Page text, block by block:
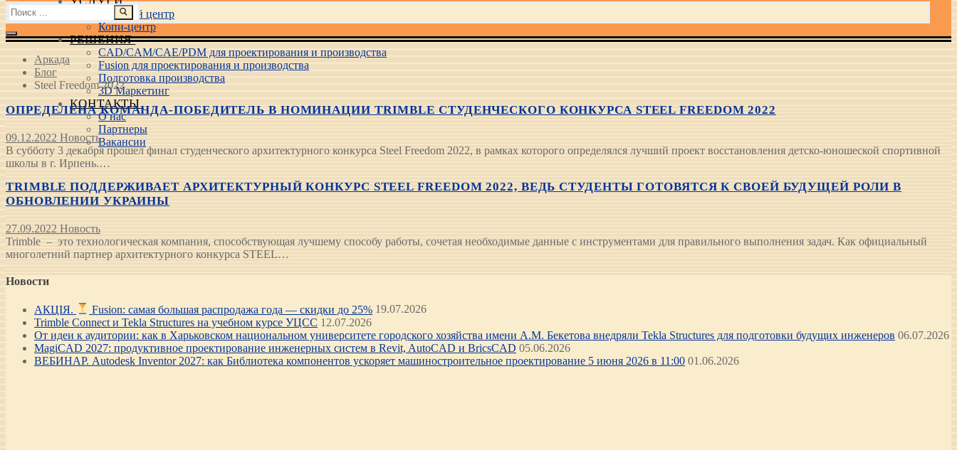
Учебный центр
Копи-центр
РЕШЕНИЯ
CAD/CAM/CAE/PDM для проектирования и производства
Fusion для проектирования и производства
Подготовка производства
3D Маркетинг
КОНТАКТЫ
О нас
Партнеры
Вакансии
Найти:
Аркада
Блог
Steel Freedom 2022
ОПРЕДЕЛЕНА КОМАНДА-ПОБЕДИТЕЛЬ В НОМИНАЦИИ TRIMBLE СТУДЕНЧЕСКОГО КОНКУРСА STEEL FREEDOM 2022
09.12.2022 Новость
В субботу 3 декабря прошел финал студенческого архитектурного конкурса Steel Freedom 2022, в рамках которого определялся лучший проект восстановления детско-юношеской спортивной
школы в г. Ирпень.…
TRIMBLE ПОДДЕРЖИВАЕТ АРХИТЕКТУРНЫЙ КОНКУРС STEEL FREEDOM 2022, ВЕДЬ СТУДЕНТЫ ГОТОВЯТСЯ К СВОЕЙ БУДУЩЕЙ РОЛИ В
ОБНОВЛЕНИИ УКРАИНЫ
27.09.2022 Новость
Trimble – это технологическая компания, способствующая лучшему способу работы, сочетая необходимые данные с инструментами для правильного выполнения задач. Как официальный
многолетний партнер архитектурного конкурса STEEL…
Новости
АКЦІЯ. Fusion: самая большая распродажа года — скидки до 25% 19.07.2026
Trimble Connect и Tekla Structures на учебном курсе УЦСС 12.07.2026
От идеи к аудитории: как в Харьковском национальном университете городского хозяйства имени А.М. Бекетова внедряли Tekla Structures для подготовки будущих инженеров 06.07.2026
MagiCAD 2027: продуктивное проектирование инженерных систем в Revit, AutoCAD и BricsCAD 05.06.2026
ВЕБИНАР. Autodesk Inventor 2027: как Библиотека компонентов ускоряет машиностроительное проектирование 5 июня 2026 в 11:00 01.06.2026